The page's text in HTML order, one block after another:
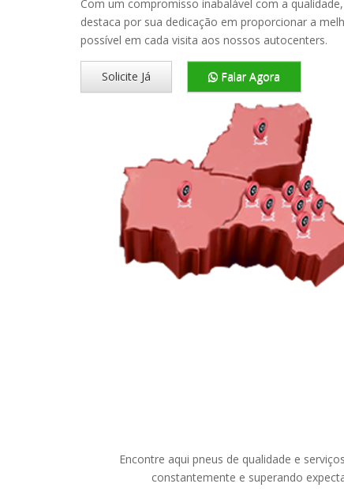
Com um compromisso inabalável com a
destaca por sua dedicação em proporcionar a
possível em cada visita aos nossos autocenters.
Solicite Já Falar Agora
Encontre aqui pneus de qualidade e
constantemente e superando